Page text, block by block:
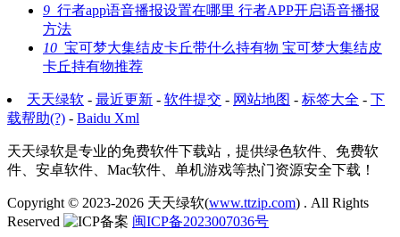
9 行者app语音播报设置在哪里 行者APP开启语音播报
方法
10 宝可梦大集结皮卡丘带什么持有物 宝可梦大集结皮
卡丘持有物推荐
天天绿软 - 最近更新 - 软件提交 - 网站地图 - 标签大全 - 下
载帮助(?) - Baidu Xml
天天绿软是专业的免费软件下载站，提供绿色软件、免费软
件、安卓软件、Mac软件、单机游戏等热门资源安全下载！
Copyright © 2023-2026 天天绿软(www.ttzip.com) . All Rights
Reserved
闽ICP备2023007036号